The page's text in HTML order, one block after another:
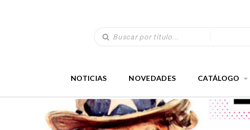
NOTICIAS NOVEDADES CATÁLOGO